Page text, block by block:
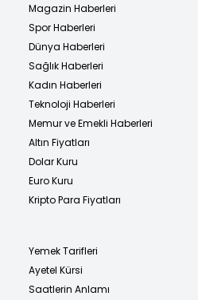
Magazin Haberleri
Spor Haberleri
Dünya Haberleri
Sağlık Haberleri
Kadın Haberleri
Teknoloji Haberleri
Memur ve Emekli Haberleri
Altın Fiyatları
Dolar Kuru
Euro Kuru
Kripto Para Fiyatları
Yemek Tarifleri
Ayetel Kürsi
Saatlerin Anlamı